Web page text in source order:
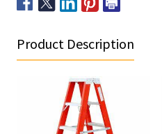
Product Description